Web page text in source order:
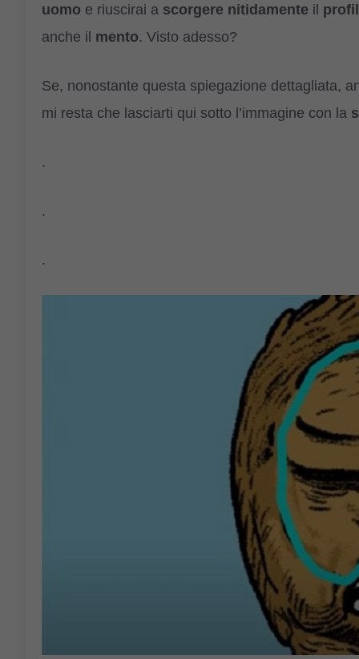
uomo e riuscirai a scorgere nitidamente il
anche il mento. Visto adesso?
Se, nonostante questa spiegazione dettagliata,
mi resta che lasciarti qui sotto l’immagine con la
.
.
.